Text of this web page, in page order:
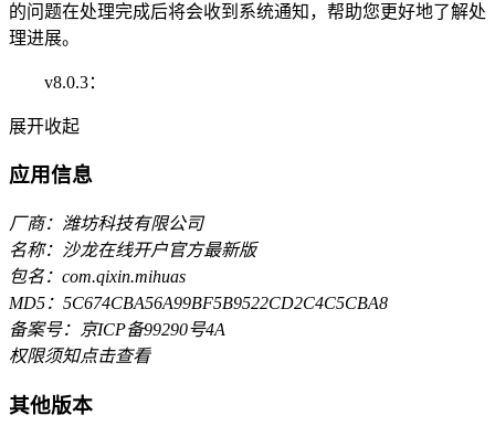
的问题在处理完成后将会收到系统通知，帮助您更好地了解处
理进展。
v8.0.3：
展开收起
应用信息
厂商：潍坊科技有限公司
名称：沙龙在线开户官方最新版
包名：com.qixin.mihuas
MD5：5C674CBA56A99BF5B9522CD2C4C5CBA8
备案号：京ICP备99290号4A
权限须知点击查看
其他版本